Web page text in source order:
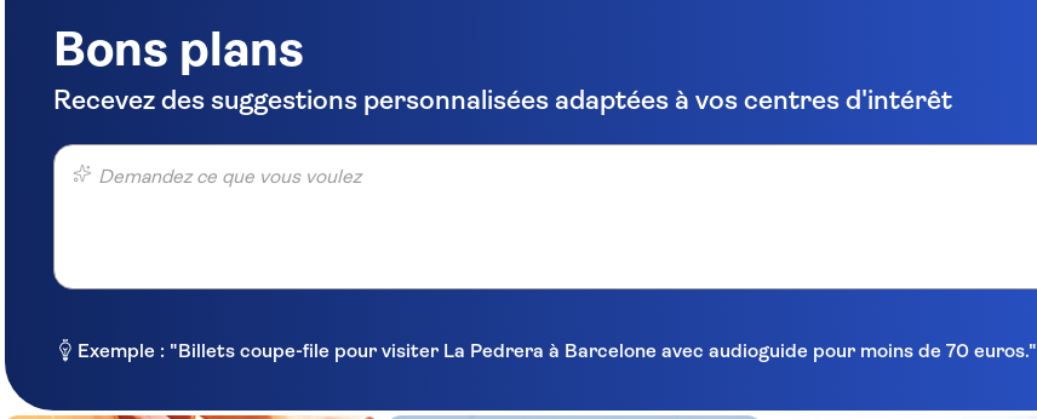
Bons plans
Recevez des suggestions personnalisées adaptées à vos centres d'intérêt
Demandez ce que vous voulez
Exemple : "Billets coupe-file pour visiter La Pedrera à Barcelone avec audioguide pour moins de 70 euros."